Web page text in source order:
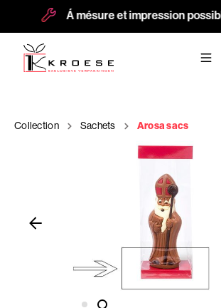
Á mésure et impression possible
Collection Sachets Arosa sacs